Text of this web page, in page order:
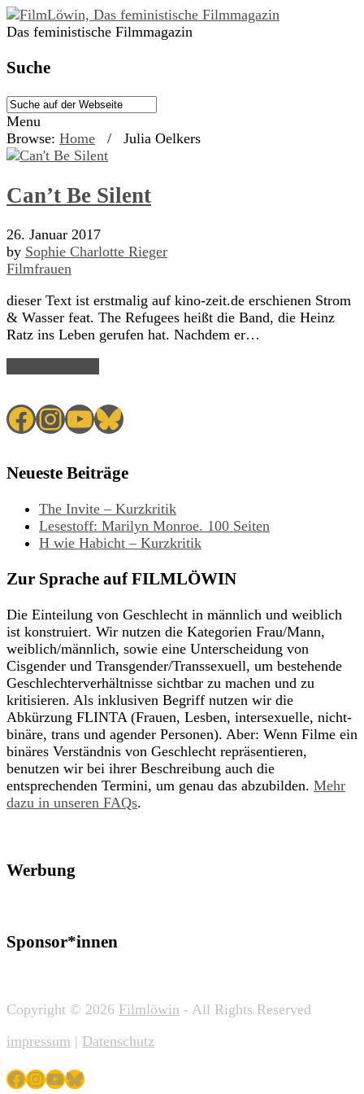
Das feministische Filmmagazin
Suche
Menu
Browse: Home / Julia Oelkers
Can’t Be Silent
26. Januar 2017
by Sophie Charlotte Rieger
Filmfrauen
dieser Text ist erstmalig auf kino-zeit.de erschienen Strom
& Wasser feat. The Refugees heißt die Band, die Heinz
Ratz ins Leben gerufen hat. Nachdem er…
Facebook
Instagram
YouTube
Bluesky
Neueste Beiträge
The Invite – Kurzkritik
Lesestoff: Marilyn Monroe. 100 Seiten
H wie Habicht – Kurzkritik
Zur Sprache auf FILMLÖWIN
Die Einteilung von Geschlecht in männlich und weiblich
ist konstruiert. Wir nutzen die Kategorien Frau/Mann,
weiblich/männlich, sowie eine Unterscheidung von
Cisgender und Transgender/Transsexuell, um bestehende
Geschlechterverhältnisse sichtbar zu machen und zu
kritisieren. Als inklusiven Begriff nutzen wir die
Abkürzung FLINTA (Frauen, Lesben, intersexuelle, nicht-
binäre, trans und agender Personen). Aber: Wenn Filme ein
binäres Verständnis von Geschlecht repräsentieren,
benutzen wir bei ihrer Beschreibung auch die
entsprechenden Termini, um genau das abzubilden. Mehr
dazu in unseren FAQs.
Werbung
Sponsor*innen
Copyright © 2026 Filmlöwin - All Rights Reserved
impressum | Datenschutz
Facebook
Instagram
YouTube
Bluesky